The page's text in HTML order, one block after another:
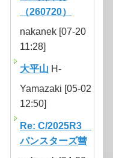
（260720）
nakanek [07-20
11:28]
大平山 H-
Yamazaki [05-02
12:50]
Re: C/2025R3
パンスターズ彗